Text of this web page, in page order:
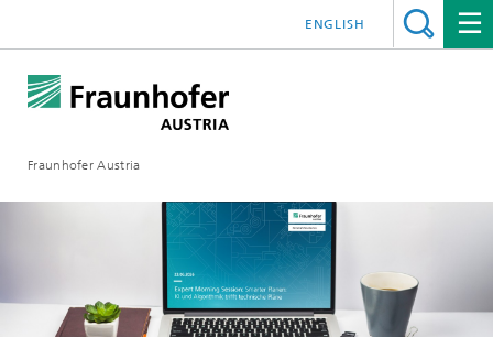
Fraunhofer Austria
ENGLISH